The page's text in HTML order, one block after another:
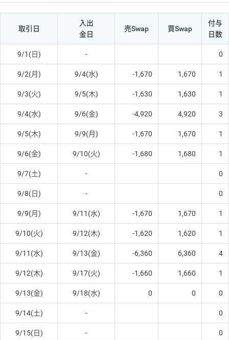
取引日
入出
金日
売Swap 買Swap
付与
日数
9/1(日) - 0
9/2(月) 9/4(水) -1,670 1,670 1
9/3(火) 9/5(木) -1,630 1,630 1
9/4(水) 9/6(金) -4,920 4,920 3
9/5(木) 9/9(月) -1,670 1,670 1
9/6(金) 9/10(火) -1,680 1,680 1
9/7(土) - 0
9/8(日) - 0
9/9(月) 9/11(水) -1,670 1,670 1
9/10(火) 9/12(木) -1,620 1,620 1
9/11(水) 9/13(金) -6,360 6,360 4
9/12(木) 9/17(火) -1,660 1,660 1
9/13(金) 9/18(水) 0 0 0
9/14(土) - 0
9/15(日) - 0